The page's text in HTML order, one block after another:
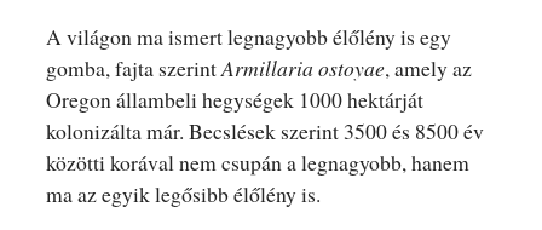
A világon ma ismert legnagyobb élőlény is egy
gomba, fajta szerintArmillaria ostoyae, amely az
Oregon állambeli hegységek 1000 hektárját
kolonizálta már. Becslések szerint 3500 és 8500 év
közötti korával nem csupán a legnagyobb, hanem
ma az egyik legősibb élőlény is.